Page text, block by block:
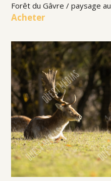
Forêt du Gâvre / paysage
Acheter